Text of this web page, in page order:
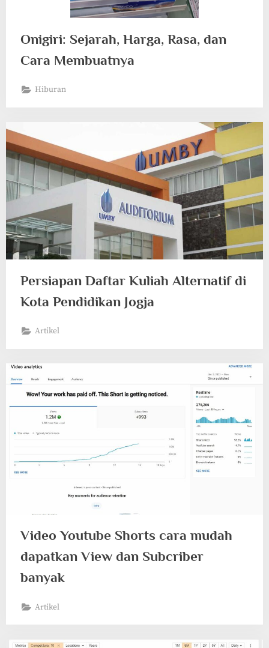
Onigiri: Sejarah, Harga, Rasa, dan
Cara Membuatnya
Hiburan
Persiapan Daftar Kuliah Alternatif di
Kota Pendidikan Jogja
Artikel
Video Youtube Shorts cara mudah
dapatkan View dan Subcriber
banyak
Artikel